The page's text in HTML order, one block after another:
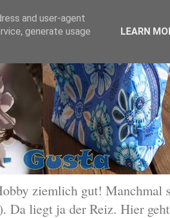
ziemlich gut! Manchmal
Da liegt ja der Reiz. Hier
and user-agent
generate usage
LEARN